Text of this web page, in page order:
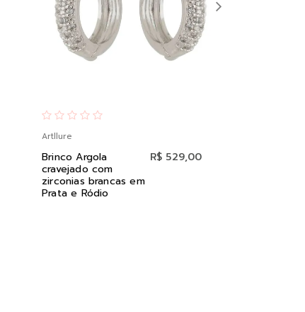
Artllure
Brinco Argola
cravejado com
zirconias brancas em
Prata e Ródio
R$ 529,00